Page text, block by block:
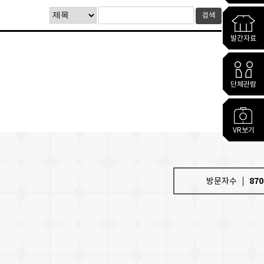
발간자료
단체관람
VR보기
검색
방문자수